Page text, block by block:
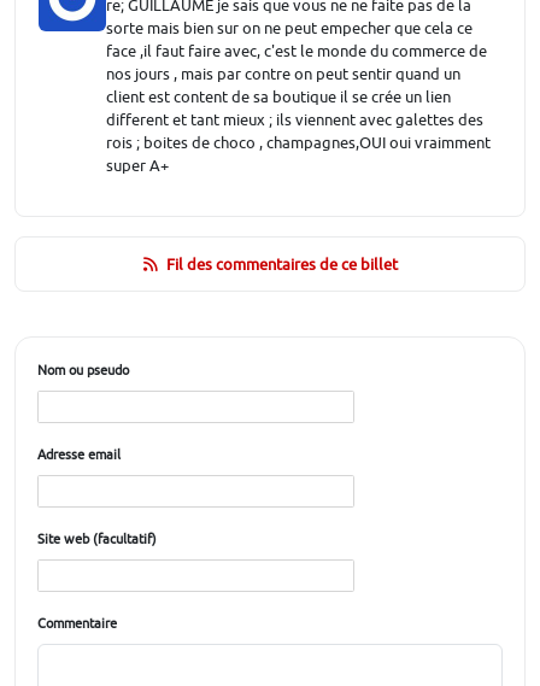
re; GUILLAUME je sais que vous ne ne faite pas de la
sorte mais bien sur on ne peut empecher que cela ce
face ,il faut faire avec, c'est le monde du commerce de
nos jours , mais par contre on peut sentir quand un
client est content de sa boutique il se crée un lien
different et tant mieux ; ils viennent avec galettes des
rois ; boites de choco , champagnes,OUI oui vraimment
super A+
Fil des commentaires de ce billet
Nom ou pseudo
Adresse email
Site web (facultatif)
Commentaire